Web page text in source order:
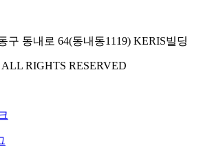
구 동내로 64(동내동1119) KERIS빌딩
RIGHTS RESERVED